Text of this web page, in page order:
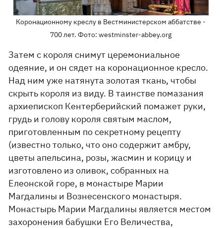
Коронационному креслу в Вестминистерском аббатстве -
700 лет. Фото: westminster-abbey.org
Затем с короля снимут церемониальное
одеяние, и он сядет на коронационное кресло.
Над ним уже натянута золотая ткань, чтобы
скрыть короля из виду. В таинстве помазания
архиепископ Кентерберийский помажет руки,
грудь и голову короля святым маслом,
приготовленным по секретному рецепту
(известно только, что оно содержит амбру,
цветы апельсина, розы, жасмин и корицу и
изготовлено из оливок, собранных на
Елеонской горе, в монастыре Марии
Магдалины и Вознесенского монастыря.
Монастырь Марии Магдалины является местом
захоронения бабушки Его Величества,